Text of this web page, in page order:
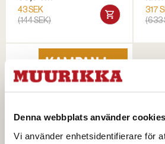
Denna webbplats använder cookies
Vi använder enhetsidentifierare för
43 SEK
(144 SEK)
317
(633